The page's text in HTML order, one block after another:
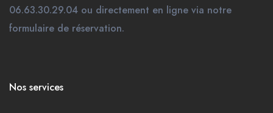
06.63.30.29.04 ou directement en ligne via notre
formulaire de réservation.
Nos services